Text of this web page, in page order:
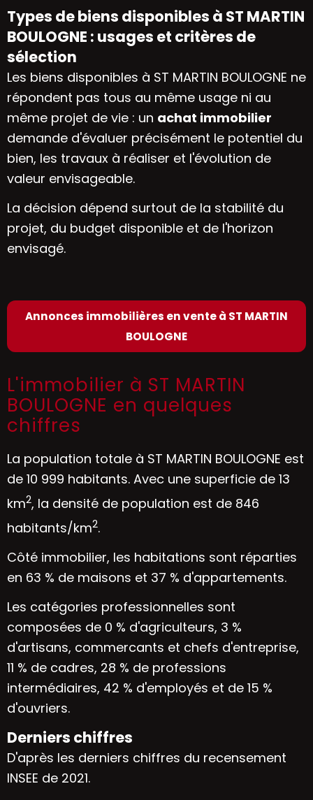
Types de biens disponibles à ST MARTIN
BOULOGNE : usages et critères de
sélection
Les biens disponibles à ST MARTIN BOULOGNE ne
répondent pas tous au même usage ni au
même projet de vie : un achat immobilier
demande d'évaluer précisément le potentiel du
bien, les travaux à réaliser et l'évolution de
valeur envisageable.
La décision dépend surtout de la stabilité du
projet, du budget disponible et de l'horizon
envisagé.
Annonces immobilières en vente à ST MARTIN
BOULOGNE
L'immobilier à ST MARTIN
BOULOGNE en quelques
chiffres
La population totale à ST MARTIN BOULOGNE est
de 10 999 habitants. Avec une superficie de 13
km2, la densité de population est de 846
habitants/km2.
Côté immobilier, les habitations sont réparties
en 63 % de maisons et 37 % d'appartements.
Les catégories professionnelles sont
composées de 0 % d'agriculteurs, 3 %
d'artisans, commercants et chefs d'entreprise,
11 % de cadres, 28 % de professions
intermédiaires, 42 % d'employés et de 15 %
d'ouvriers.
Derniers chiffres
D'après les derniers chiffres du recensement
INSEE de 2021.